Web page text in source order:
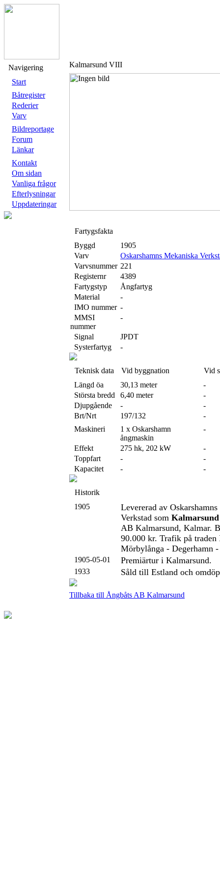
Navigering
Start
Båtregister
Rederier
Varv
Bildreportage
Forum
Länkar
Kontakt
Om sidan
Vanliga frågor
Efterlysningar
Uppdateringar
Kalmarsund VIII
Fartygsfakta
Byggd
1905
Varv
Oskarshamns Mekaniska
Varvsnummer 221
Registernr
4389
Fartygstyp
Ångfartyg
Material
-
IMO nummer -
MMSI
nummer
-
Signal
JPDT
Systerfartyg
-
Teknisk data Vid byggnation
Vid
Längd öa
30,13 meter
-
Största bredd
6,40 meter
-
Djupgående
-
-
Brt/Nrt
197/132
-
Maskineri
1 x Oskarshamn
ångmaskin
-
Effekt 275 hk, 202 kW
-
Toppfart
-
-
Kapacitet
- -
Historik
1905
Levererad av
Verkstad som
AB Kalmarsund, Kalmar.
90.000 kr. Trafik på traden
Mörbylånga - Degerhamn
1905-05-01 Premiärtur i Kalmarsund.
1933 Såld till Estland och
Tillbaka till Ångbåts AB Kalmarsund